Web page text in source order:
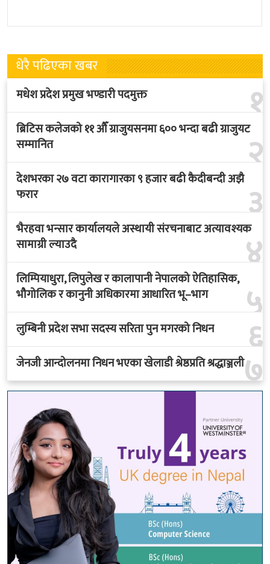
नवनियुक्त
लागेको हो
धेरै पढिएका खबर
१
मधेश प्रदेश प्रमुख भण्डारी पदमुक्त
२
ब्रिटिस कलेजको ११ औँ ग्राजुयसनमा ६०० भन्दा बढी ग्राजुयट
सम्मानित
३
देशभरका २७ वटा कारागारका ९ हजार बढी कैदीबन्दी अझै
फरार
४
भैरहवा भन्सार कार्यालयले अस्थायी संरचनाबाट अत्यावश्यक
सामाग्री ल्याउदै
५
लिम्पियाधुरा, लिपुलेख र कालापानी नेपालको ऐतिहासिक,
भौगोलिक र कानुनी अधिकारमा आधारित भू–भाग
६
लुम्बिनी प्रदेश सभा सदस्य सरिता पुन मगरको निधन
७
जेनजी आन्दोलनमा निधन भएका खेलाडी श्रेष्ठप्रति श्रद्धाञ्जली